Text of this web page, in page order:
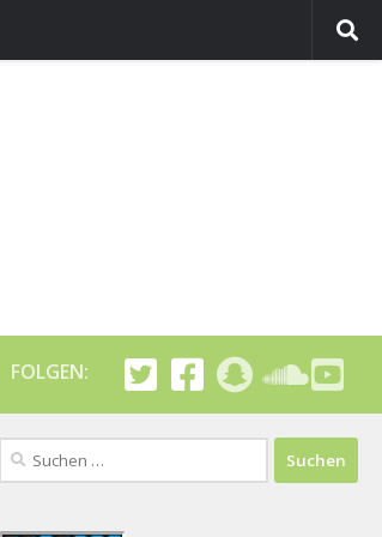
FOLGEN:
Suchen
nach: